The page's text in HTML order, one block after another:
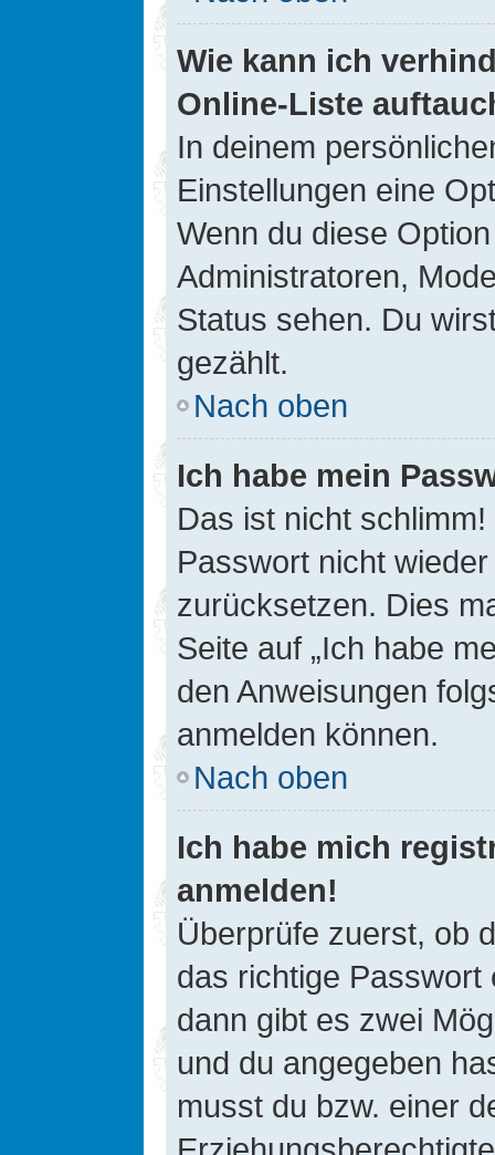
Wie kann ich
Online-Liste
In deinem
Einstellungen eine
Wenn du diese
Administratoren,
Status sehen. Du
gezählt.
Nach oben
Ich habe mein
Das ist nicht
Passwort nicht
zurücksetzen. Dies
Seite auf „Ich habe
den Anweisungen
anmelden können.
Nach oben
Ich habe mich
anmelden!
Überprüfe zuerst, ob
das richtige Passwort
dann gibt es zwei
und du angegeben
musst du bzw. einer